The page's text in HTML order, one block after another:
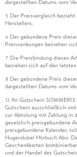
dargestellten Datums vom
5 Der Preisvergleich
Herstellers.
6 Der gebundene Preis
Preissenkungen beziehen
7 Die Preisbindung dieses
beziehen sich auf den
8 Der gebundene Preis
dargestellten Datums vom
12 Ihr Gutschein
Gutschein ausschließlich
zur Abholung mit Zahlung
gesetzlich preisgebundene
preisgebundene Kalender,
Hugendubel Hörbuch Abo.
Geschenkkarten
und der Handel des